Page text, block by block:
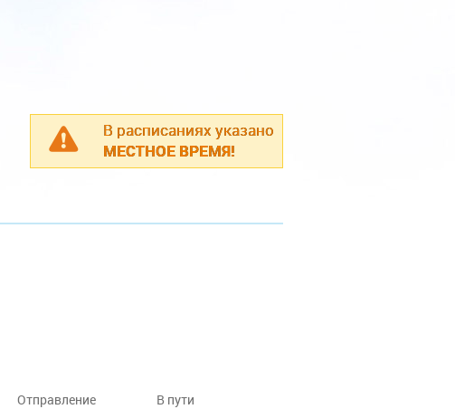
В расписаниях указано
МЕСТНОЕ ВРЕМЯ!
Отправление В пути